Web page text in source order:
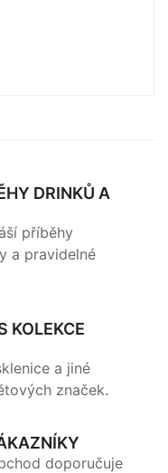
DRINKŮ A
příběhy
a pravidelné
KOLEKCE
a jiné
značek.
doporučuje